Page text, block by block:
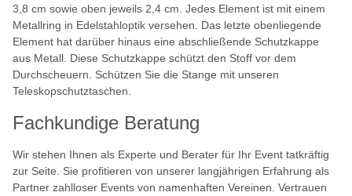
3,8 cm sowie oben jeweils 2,4 cm. Jedes Element ist mit einem
Metallring in Edelstahloptik versehen. Das letzte obenliegende
Element hat darüber hinaus eine abschließende Schutzkappe
aus Metall. Diese Schutzkappe schützt den Stoff vor dem
Durchscheuern. Schützen Sie die Stange mit unseren
Teleskopschutztaschen.
Fachkundige Beratung
Wir stehen Ihnen als Experte und Berater für Ihr Event tatkräftig
zur Seite. Sie profitieren von unserer langjährigen Erfahrung als
Partner zahlloser Events von namenhaften Vereinen. Vertrauen